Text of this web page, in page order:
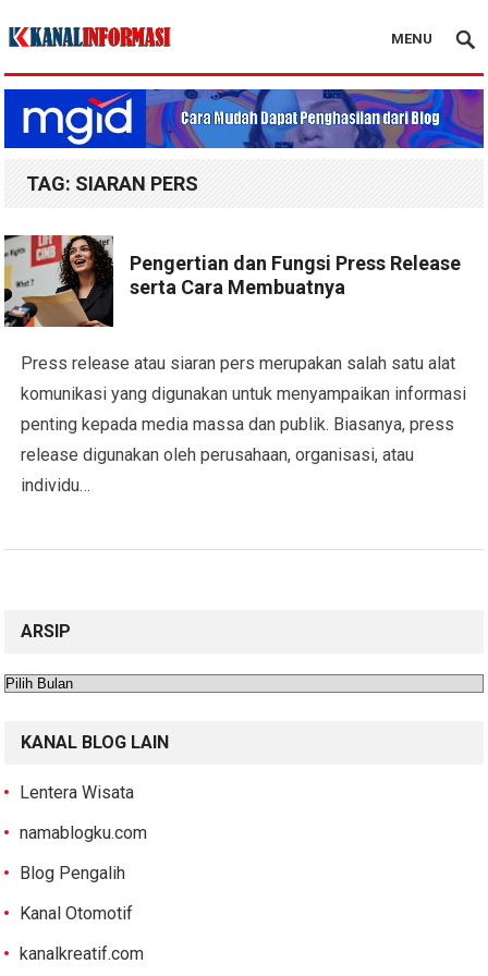
Blog Kanal Info
MENU
TAG: SIARAN PERS
Pengertian dan Fungsi Press Release
serta Cara Membuatnya
Press release atau siaran pers merupakan salah satu alat
komunikasi yang digunakan untuk menyampaikan informasi
penting kepada media massa dan publik. Biasanya, press
release digunakan oleh perusahaan, organisasi, atau
individu…
ARSIP
Arsip
KANAL BLOG LAIN
Lentera Wisata
namablogku.com
Blog Pengalih
Kanal Otomotif
kanalkreatif.com